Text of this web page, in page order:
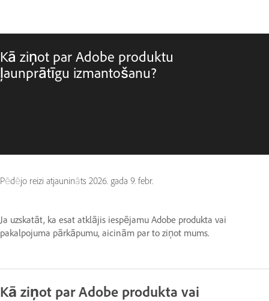
Kā ziņot par Adobe produktu
ļaunprātīgu izmantošanu?
Pēdējo reizi atjaunināts 2026. gada 9. febr.
Ja uzskatāt, ka esat atklājis iespējamu Adobe produkta vai
pakalpojuma pārkāpumu, aicinām par to ziņot mums.
Kā ziņot par Adobe produkta vai